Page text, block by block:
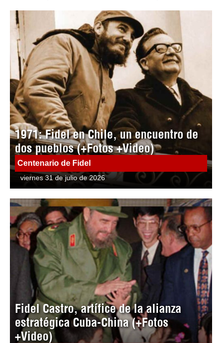
1971: Fidel en Chile, un encuentro de
dos pueblos (+Fotos +Video)
Centenario de Fidel
viernes 31 de julio de 2026
Fidel Castro, artífice de la alianza
estratégica Cuba-China (+Fotos
+Video)